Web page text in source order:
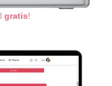
gratis!